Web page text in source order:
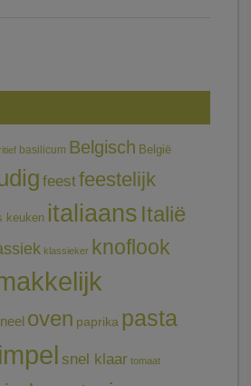
basilicum Belgisch België
feestfeestelijk
keuken italiaans Italië
klassieker knoflook
oven paprika pasta
snel klaar tomaat